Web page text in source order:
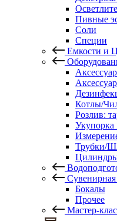
Пивные
Соли
Специи
Емкости и
Котлы/
Розлив:
Укупорка
Трубки/
Бокалы
Прочее
Мастер-